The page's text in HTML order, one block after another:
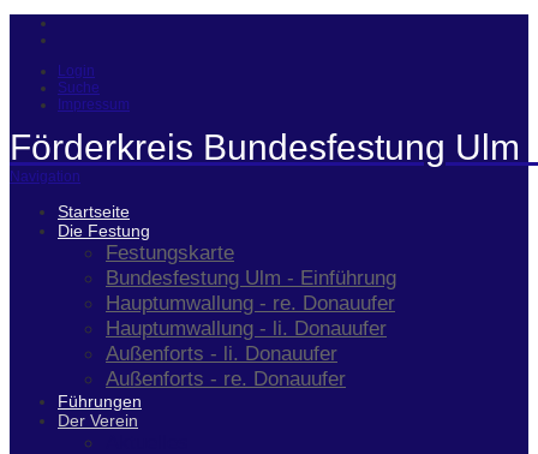
Login
Suche
Impressum
Förderkreis Bundesfestung Ulm
Navigation
Startseite
Die Festung
Festungskarte
Bundesfestung Ulm - Einführung
Hauptumwallung - re. Donauufer
Hauptumwallung - li. Donauufer
Außenforts - li. Donauufer
Außenforts - re. Donauufer
Führungen
Der Verein